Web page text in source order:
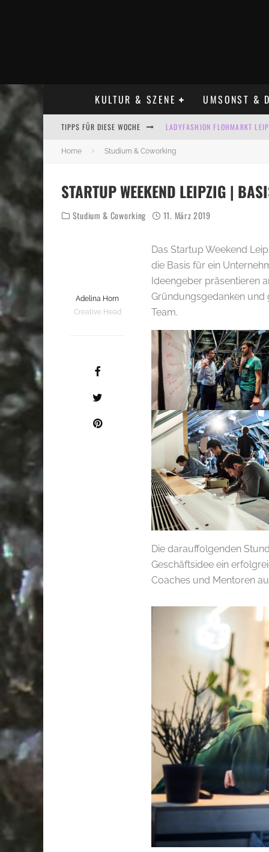
KULTUR & SZENE UMSONST &
TIPPS FÜR DIESE WOCHE LADYFASHION FLOHMARKT
HOSENSCHEISSER
ALLE FLOHMARKT LEIPZIG
ALLE FLOHMARKT &
Home Studium & Coworking
STARTUP WEEKEND LEIPZIG |
Studium & Coworking 11. März 2019
Adelina Horn
Creative Head
Das Startup Weekend
die Basis für ein
Ideengeber präsentieren
Gründungsgedanken und
Team.
Die darauffolgenden
Geschäftsidee ein
Coaches und Mentoren